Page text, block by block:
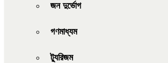
জন দুর্ভোগ
গণমাধ্যম
ট্যুরিজম